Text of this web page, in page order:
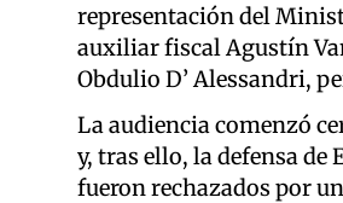
representación del
auxiliar fiscal Agustín
Obdulio D’ Alessandri,
La audiencia comenzó
y, tras ello, la defensa
fueron rechazados por